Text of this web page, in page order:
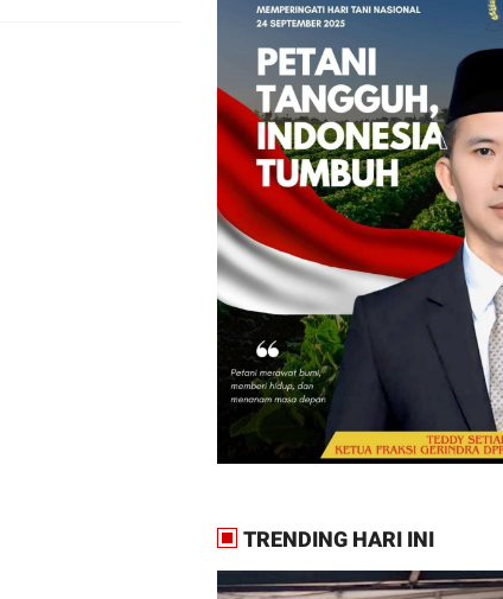
TRENDING HARI INI